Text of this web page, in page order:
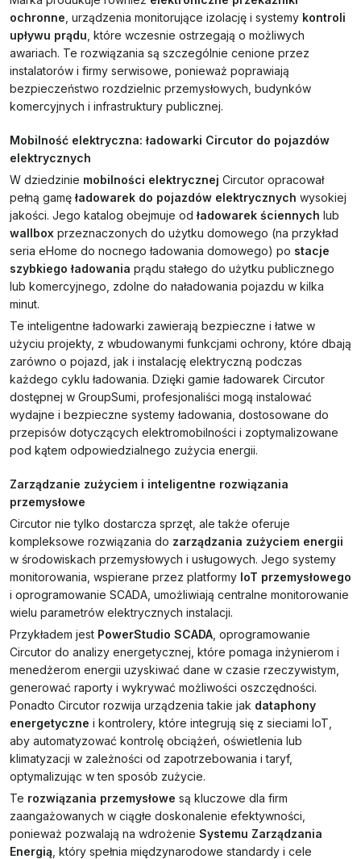
ochronne , urządzenia monitorujące izolację i systemy kontroli
upływu prądu , które wczesnie ostrzegają o możliwych
awariach. Te rozwiązania są szczególnie cenione przez
instalatorów i firmy serwisowe, ponieważ poprawiają
bezpieczeństwo rozdzielnic przemysłowych, budynków
komercyjnych i infrastruktury publicznej.
Mobilność elektryczna: ładowarki Circutor do pojazdów
elektrycznych
W dziedzinie mobilności elektrycznej Circutor opracował
pełną gamę ładowarek do pojazdów elektrycznych wysokiej
jakości. Jego katalog obejmuje od ładowarek ściennych lub
wallbox przeznaczonych do użytku domowego (na przykład
seria eHome do nocnego ładowania domowego) po stacje
szybkiego ładowania prądu stałego do użytku publicznego
lub komercyjnego, zdolne do naładowania pojazdu w kilka
minut.
Te inteligentne ładowarki zawierają bezpieczne i łatwe w
użyciu projekty, z wbudowanymi funkcjami ochrony, które dbają
zarówno o pojazd, jak i instalację elektryczną podczas
każdego cyklu ładowania. Dzięki gamie ładowarek Circutor
dostępnej w GroupSumi, profesjonaliści mogą instalować
wydajne i bezpieczne systemy ładowania, dostosowane do
przepisów dotyczących elektromobilności i zoptymalizowane
pod kątem odpowiedzialnego zużycia energii.
Zarządzanie zużyciem i inteligentne rozwiązania
przemysłowe
Circutor nie tylko dostarcza sprzęt, ale także oferuje
kompleksowe rozwiązania do zarządzania zużyciem energii
w środowiskach przemysłowych i usługowych. Jego systemy
monitorowania, wspierane przez platformy IoT przemysłowego
i oprogramowanie SCADA, umożliwiają centralne monitorowanie
wielu parametrów elektrycznych instalacji.
Przykładem jest PowerStudio SCADA , oprogramowanie
Circutor do analizy energetycznej, które pomaga inżynierom i
menedżerom energii uzyskiwać dane w czasie rzeczywistym,
generować raporty i wykrywać możliwości oszczędności.
Ponadto Circutor rozwija urządzenia takie jak dataphony
energetyczne i kontrolery, które integrują się z sieciami IoT,
aby automatyzować kontrolę obciążeń, oświetlenia lub
klimatyzacji w zależności od zapotrzebowania i taryf,
optymalizując w ten sposób zużycie.
Te rozwiązania przemysłowe są kluczowe dla firm
zaangażowanych w ciągłe doskonalenie efektywności,
ponieważ pozwalają na wdrożenie Systemu Zarządzania
Energią , który spełnia międzynarodowe standardy i cele